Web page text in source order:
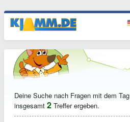
Deine Suche nach Fragen mit dem Tag
insgesamt 2 Treffer ergeben.